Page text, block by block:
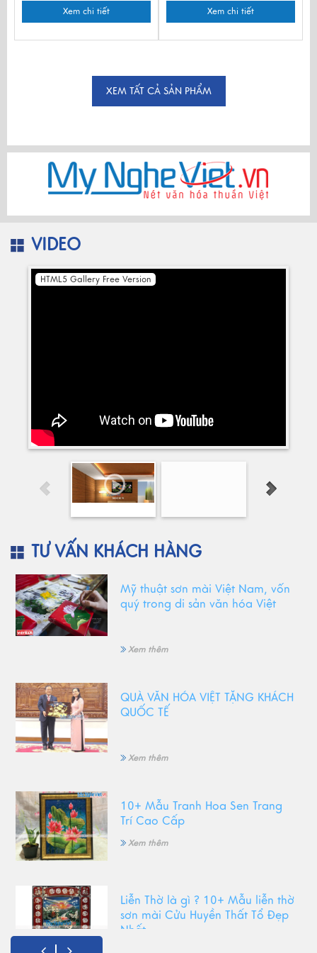
Xem chi tiết Xem chi tiết
XEM TẤT CẢ SẢN PHẨM
VIDEO
HTML5 Gallery Free Version
TƯ VẤN KHÁCH HÀNG
Mỹ thuật sơn mài Việt Nam, vốn
quý trong di sản văn hóa Việt
Xem thêm
QUÀ VĂN HÓA VIỆT TẶNG KHÁCH
QUỐC TẾ
Xem thêm
10+ Mẫu Tranh Hoa Sen Trang
Trí Cao Cấp
Xem thêm
Liễn Thờ là gì ? 10+ Mẫu liễn thờ
sơn mài Cửu Huyền Thất Tổ Đẹp
Nhất